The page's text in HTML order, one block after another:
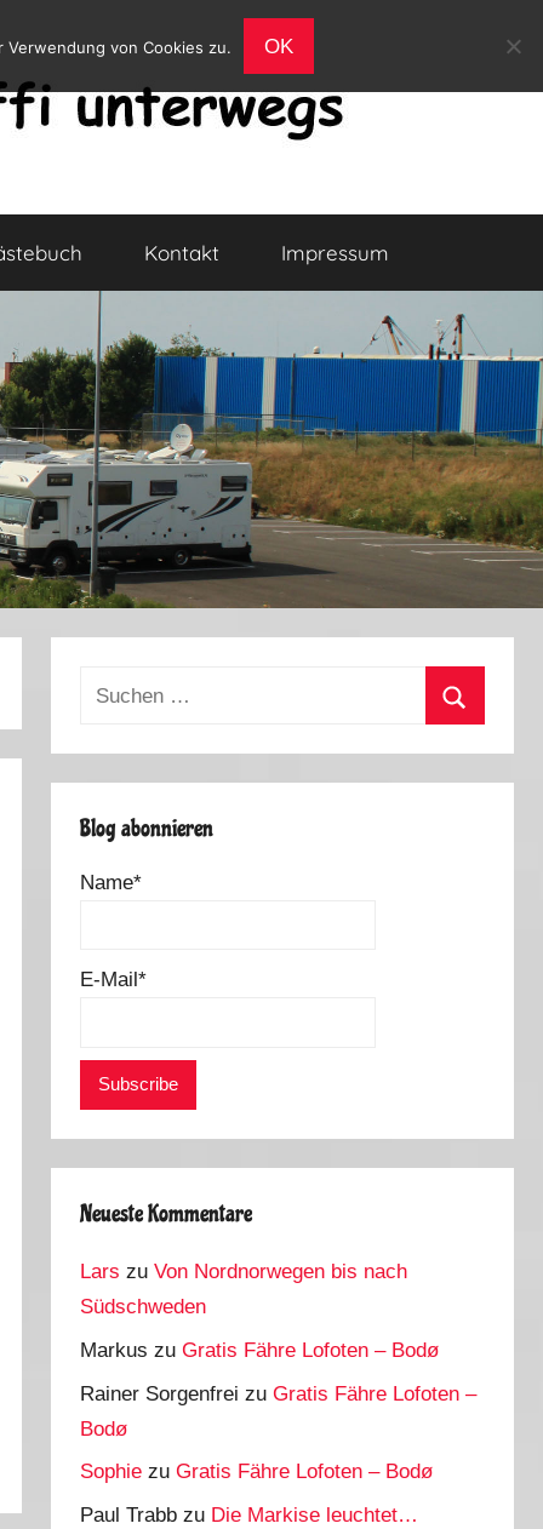
Kontakt Impressum
Suchen
Blog abonnieren
Name*
E-Mail*
Neueste Kommentare
Lars zuVon Nordnorwegen bis nach
Südschweden
Markus zuGratis Fähre Lofoten – Bodø
Rainer Sorgenfrei zuGratis Fähre Lofoten –
Bodø
Sophie zuGratis Fähre Lofoten – Bodø
Paul Trabb zu Die Markise leuchtet…
von Cookies zu. OK